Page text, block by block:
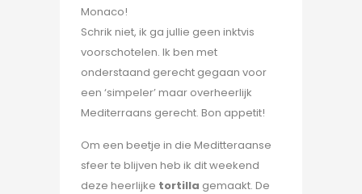
Monaco!
Schrik niet, ik ga jullie geen inktvis
voorschotelen. Ik ben met
onderstaand gerecht gegaan voor
een ‘simpeler’ maar overheerlijk
Mediterraans gerecht. Bon appetit!
Om een beetje in die Meditteraanse
sfeer te blijven heb ik dit weekend
deze heerlijke tortilla gemaakt. De